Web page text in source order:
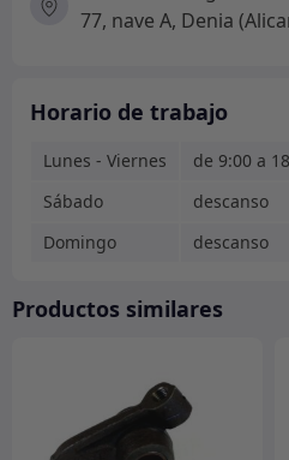
77, nave A, Denia
Horario de trabajo
Lunes - Viernes
de 9:00 a
Sábado
descanso
Domingo
descanso
Productos similares